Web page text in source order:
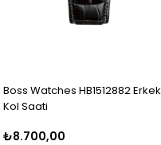
Boss Watches HB1512882 Erkek
Kol Saati
₺8.700,00